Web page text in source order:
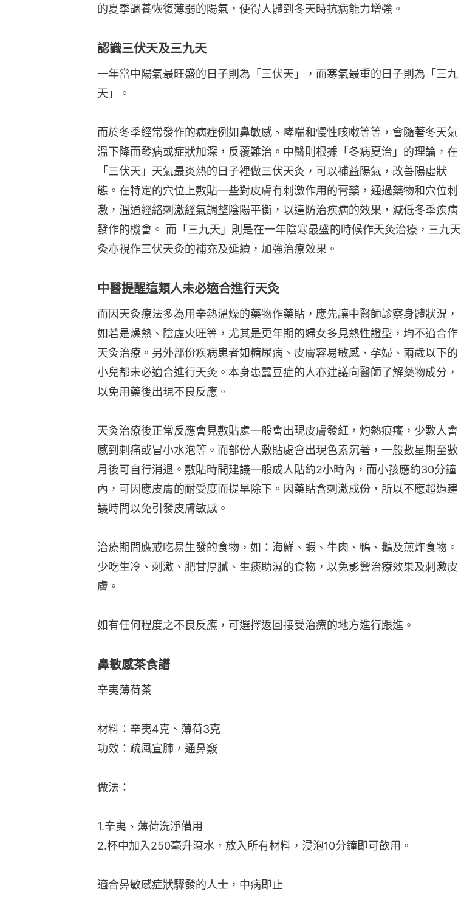
的夏季調養恢復薄弱的陽氣，使得人體到冬天時抗病能力增強。
認識三伏天及三九天
一年當中陽氣最旺盛的日子則為「三伏天」，而寒氣最重的日子則為「三九
天」。
而於冬季經常發作的病症例如鼻敏感、哮喘和慢性咳嗽等等，會隨著冬天氣
溫下降而發病或症狀加深，反覆難治。中醫則根據「冬病夏治」的理論，在
「三伏天」天氣最炎熱的日子裡做三伏天灸，可以補益陽氣，改善陽虛狀
態。在特定的穴位上敷貼一些對皮膚有刺激作用的膏藥，通過藥物和穴位刺
激，溫通經絡刺激經氣調整陰陽平衡，以達防治疾病的效果，減低冬季疾病
發作的機會。 而「三九天」則是在一年陰寒最盛的時候作天灸治療，三九天
灸亦視作三伏天灸的補充及延續，加強治療效果。
中醫提醒這類人未必適合進行天灸
而因天灸療法多為用辛熱溫燥的藥物作藥貼，應先讓中醫師診察身體狀況，
如若是燥熱、陰虛火旺等，尤其是更年期的婦女多見熱性證型，均不適合作
天灸治療。另外部份疾病患者如糖尿病、皮膚容易敏感、孕婦、兩歲以下的
小兒都未必適合進行天灸。本身患蠶豆症的人亦建議向醫師了解藥物成分，
以免用藥後出現不良反應。
天灸治療後正常反應會見敷貼處一般會出現皮膚發紅，灼熱痕癢，少數人會
感到刺痛或冒小水泡等。而部份人敷貼處會出現色素沉著，一般數星期至數
月後可自行消退。敷貼時間建議一般成人貼約2小時內，而小孩應約30分鐘
內，可因應皮膚的耐受度而提早除下。因藥貼含刺激成份，所以不應超過建
議時間以免引發皮膚敏感。
治療期間應戒吃易生發的食物，如：海鮮、蝦、牛肉、鴨、鵝及煎炸食物。
少吃生冷、刺激、肥甘厚膩、生痰助濕的食物，以免影響治療效果及刺激皮
膚。
如有任何程度之不良反應，可選擇返回接受治療的地方進行跟進。
鼻敏感茶食譜
辛夷薄荷茶
材料：辛夷4克、薄荷3克
功效：疏風宣肺，通鼻竅
做法：
1.辛夷、薄荷洗淨備用
2.杯中加入250毫升滾水，放入所有材料，浸泡10分鐘即可飲用。
適合鼻敏感症狀驟發的人士，中病即止